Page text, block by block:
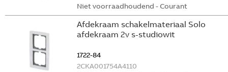
Niet voorraadhoudend - Courant
Afdekraam schakelmateriaal Solo
afdekraam 2v s-studiowit
1722-84
2CKA001754A4110